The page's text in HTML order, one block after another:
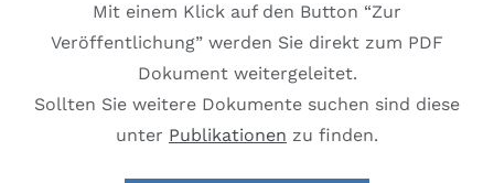
Ausschüsse
IGTP
Mit einem Klick auf den Button “Zur
Veröffentlichung” werden Sie direkt zum PDF
Dokument weitergeleitet.
Sollten Sie weitere Dokumente suchen sind diese
unter Publikationen zu finden.